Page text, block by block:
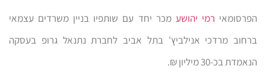
הפרסומאי רמי יהושע מכר יחד עם שותפיו בניין משרדים עצמאי
ברחוב מרדכי אנילביץ' בתל אביב לחברת נתנאל גרופ בעסקה
הנאמדת בכ-30 מיליון ₪.